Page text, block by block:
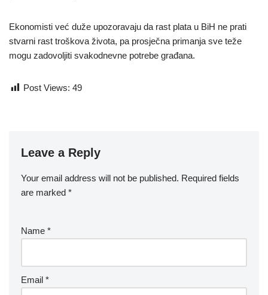
Ekonomisti već duže upozoravaju da rast plata u BiH ne prati
stvarni rast troškova života, pa prosječna primanja sve teže
mogu zadovoljiti svakodnevne potrebe građana.
Post Views: 49
Leave a Reply
Your email address will not be published. Required fields
are marked *
Name *
Email *